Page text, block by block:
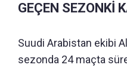
GEÇEN SEZONKİ
Suudi Arabistan ekibi
sezonda 24 maçta